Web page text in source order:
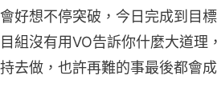
好想不停突破，今日完成到目
組沒有用VO告訴你什麼大道理
去做，也許再難的事最後都會成